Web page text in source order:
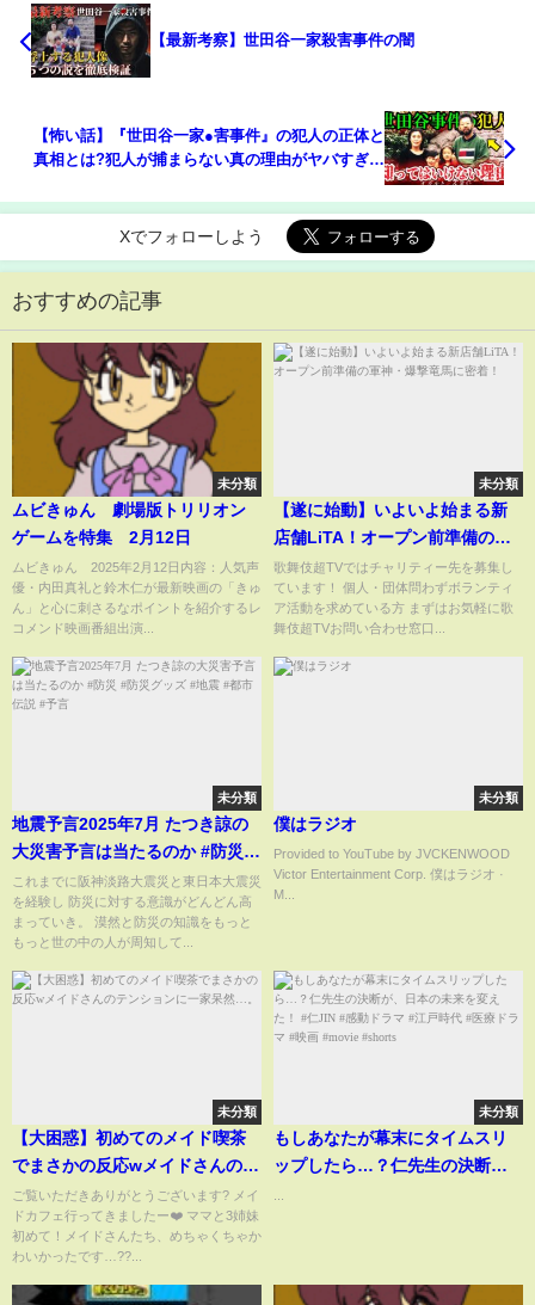
【最新考察】世田谷一家殺害事件の闇
【怖い話】『世田谷一家●害事件』の犯人の正体と
真相とは?犯人が捕まらない真の理由がヤバすぎる
Xでフォローしよう
おすすめの記事
未分類
ムビきゅん 劇場版トリリオン
ゲームを特集 2月12日
ムビきゅん 2025年2月12日内容：人気声
優・内田真礼と鈴木仁が最新映画の「きゅ
ん」と心に刺さるなポイントを紹介するレ
コメンド映画番組出演...
未分類
【遂に始動】いよいよ始まる新
店舗LiTA！オープン前準備の軍
神・爆撃竜馬に密着！
歌舞伎超TVではチャリティー先を募集し
ています！ 個人・団体問わずボランティ
ア活動を求めている方 まずはお気軽に歌
舞伎超TVお問い合わせ窓口...
未分類
地震予言2025年7月 たつき諒の
大災害予言は当たるのか #防災 #
防災グッズ #地震 #都市伝説 #予
言
これまでに阪神淡路大震災と東日本大震災
を経験し 防災に対する意識がどんどん高
まっていき。 漠然と防災の知識をもっと
もっと世の中の人が周知して...
未分類
僕はラジオ
Provided to YouTube by JVCKENWOOD
Victor Entertainment Corp. 僕はラジオ ·
M...
未分類
【大困惑】初めてのメイド喫茶
でまさかの反応wメイドさんのテ
ンションに一家呆然…。
ご覧いただきありがとうございます? メイ
ドカフェ行ってきましたー❤️ ママと3姉妹
初めて！メイドさんたち、めちゃくちゃか
わいかったです…??...
未分類
もしあなたが幕末にタイムスリ
ップしたら…？仁先生の決断